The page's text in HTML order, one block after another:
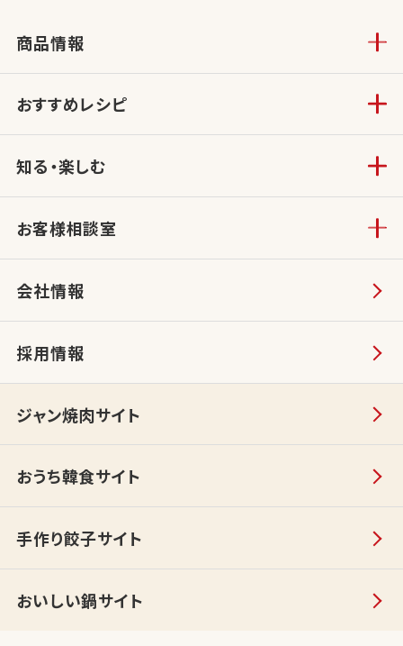
商品情報
おすすめレシピ
知る・楽しむ
お客様相談室
会社情報
採用情報
ジャン焼肉サイト
おうち韓食サイト
手作り餃子サイト
おいしい鍋サイト